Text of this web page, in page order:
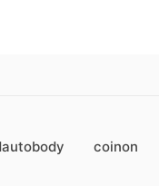
coinon